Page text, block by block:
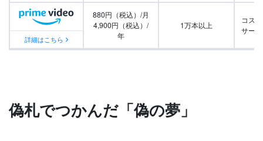
詳細はこちら
880円（税込）/月
4,900円（税込）/
年
1万本以上
コス
サー
偽札でつかんだ「偽の夢」